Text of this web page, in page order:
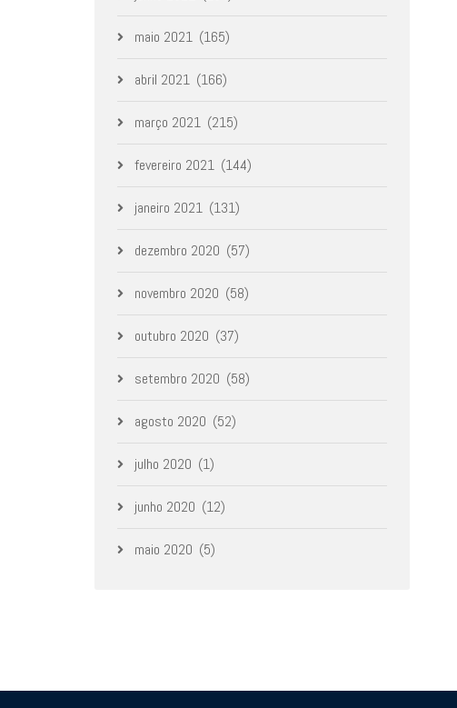
maio 2021 (165)
abril 2021 (166)
março 2021 (215)
fevereiro 2021 (144)
janeiro 2021 (131)
dezembro 2020 (57)
novembro 2020 (58)
outubro 2020 (37)
setembro 2020 (58)
agosto 2020 (52)
julho 2020 (1)
junho 2020 (12)
maio 2020 (5)